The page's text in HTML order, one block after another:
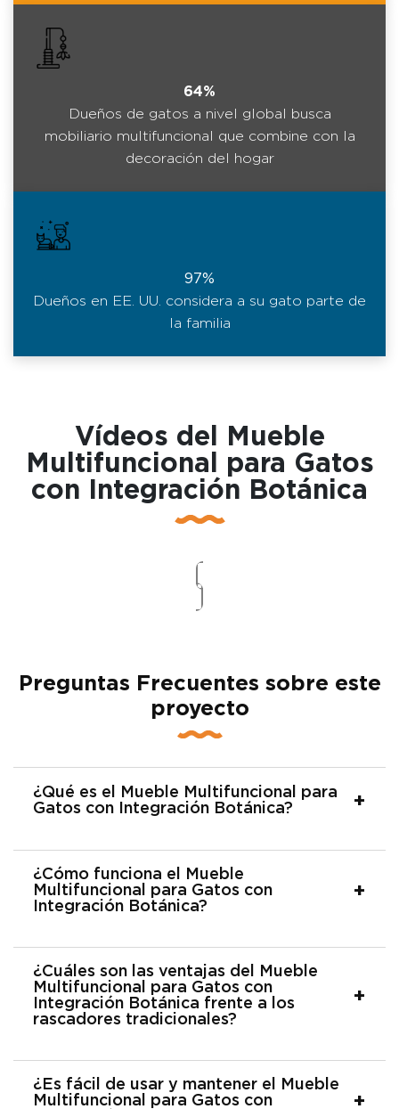
64%
Dueños de gatos a nivel global busca
mobiliario multifuncional que combine con la
decoración del hogar
97%
Dueños en EE. UU. considera a su gato parte de
la familia
Vídeos del Mueble
Multifuncional para Gatos
con Integración Botánica
Preguntas Frecuentes sobre este
proyecto
¿Qué es el Mueble Multifuncional para
Gatos con Integración Botánica?
¿Cómo funciona el Mueble
Multifuncional para Gatos con
Integración Botánica?
¿Cuáles son las ventajas del Mueble
Multifuncional para Gatos con
Integración Botánica frente a los
rascadores tradicionales?
¿Es fácil de usar y mantener el Mueble
Multifuncional para Gatos con